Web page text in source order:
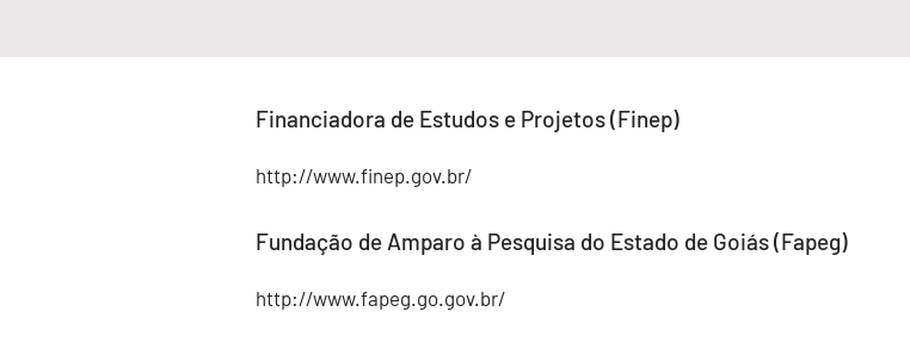
Financiadora de Estudos e Projetos (Finep)
http://www.finep.gov.br/
Fundação de Amparo à Pesquisa do Estado de Goiás (Fapeg)
http://www.fapeg.go.gov.br/